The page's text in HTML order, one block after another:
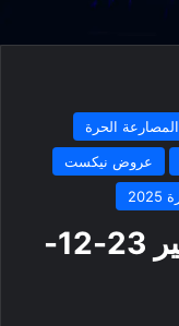
المصارعة الحرة
عروض نيكست
عرض WWE NXT الأخير 23-12-